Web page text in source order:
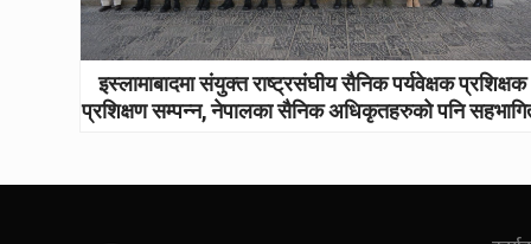
इस्लामाबादमा संयुक्त राष्ट्रसंघीय सैनिक पर्यवेक्षक प्रशिक्षक
प्रशिक्षण सम्पन्न, नेपालका सैनिक अधिकृतहरुको पनि